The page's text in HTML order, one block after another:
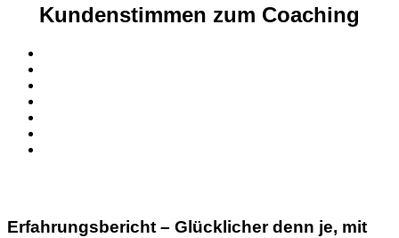
Kundenstimmen zum Coaching
Erfahrungsbericht – Glücklicher denn je, mit